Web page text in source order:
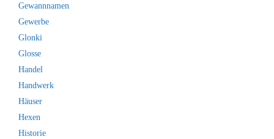
Gewannnamen
Gewerbe
Glonki
Glosse
Handel
Handwerk
Häuser
Hexen
Historie